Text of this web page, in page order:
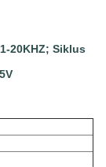
20KHZ; Siklus